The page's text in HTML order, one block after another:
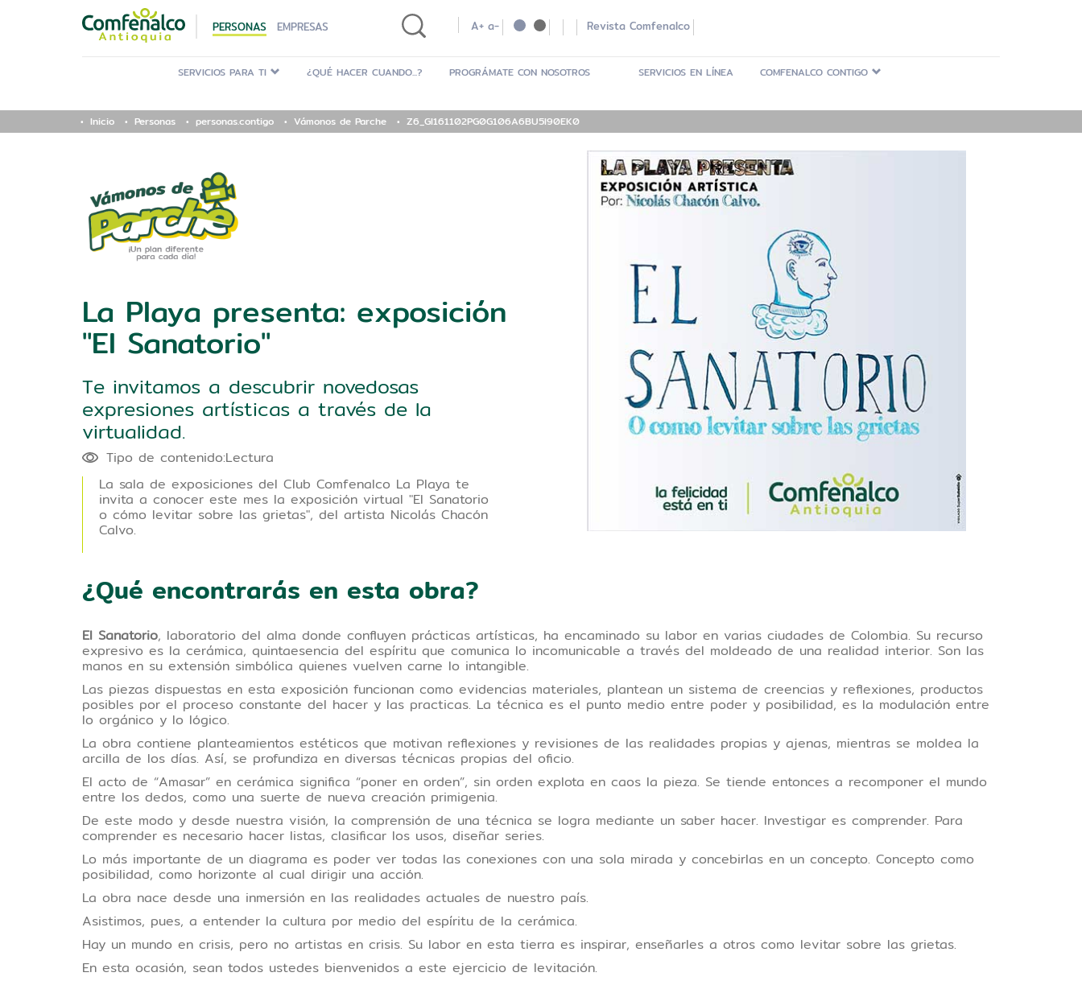
PERSONAS EMPRESAS A+ a- Revista Comfenalco
SERVICIOS PARA TI ¿QUÉ HACER CUANDO...? PROGRÁMATE CON NOSOTROS SERVICIOS EN LÍNEA COMFENALCO CONTIGO
Inicio Personas personas.contigo Vámonos de Parche Z6_GI161102PG0G106A6BU5I90EK0
La Playa presenta: exposición
"El Sanatorio"
Te invitamos a descubrir novedosas
expresiones artísticas a través de la
virtualidad.
Tipo de contenido:Lectura
La sala de exposiciones del Club Comfenalco La Playa te
invita a conocer este mes la exposición virtual "El Sanatorio
o cómo levitar sobre las grietas", del artista Nicolás Chacón
Calvo.
¿Qué encontrarás en esta obra?
El Sanatorio, laboratorio del alma donde confluyen prácticas artísticas, ha encaminado su labor en varias ciudades de Colombia. Su recurso
expresivo es la cerámica, quintaesencia del espíritu que comunica lo incomunicable a través del moldeado de una realidad interior. Son las
manos en su extensión simbólica quienes vuelven carne lo intangible.
Las piezas dispuestas en esta exposición funcionan como evidencias materiales, plantean un sistema de creencias y reflexiones, productos
posibles por el proceso constante del hacer y las practicas. La técnica es el punto medio entre poder y posibilidad, es la modulación entre
lo orgánico y lo lógico.
La obra contiene planteamientos estéticos que motivan reflexiones y revisiones de las realidades propias y ajenas, mientras se moldea la
arcilla de los días. Así, se profundiza en diversas técnicas propias del oficio.
El acto de “Amasar” en cerámica significa “poner en orden”, sin orden explota en caos la pieza. Se tiende entonces a recomponer el mundo
entre los dedos, como una suerte de nueva creación primigenia.
De este modo y desde nuestra visión, la comprensión de una técnica se logra mediante un saber hacer. Investigar es comprender. Para
comprender es necesario hacer listas, clasificar los usos, diseñar series.
Lo más importante de un diagrama es poder ver todas las conexiones con una sola mirada y concebirlas en un concepto. Concepto como
posibilidad, como horizonte al cual dirigir una acción.
La obra nace desde una inmersión en las realidades actuales de nuestro país.
Asistimos, pues, a entender la cultura por medio del espíritu de la cerámica.
Hay un mundo en crisis, pero no artistas en crisis. Su labor en esta tierra es inspirar, enseñarles a otros como levitar sobre las grietas.
En esta ocasión, sean todos ustedes bienvenidos a este ejercicio de levitación.